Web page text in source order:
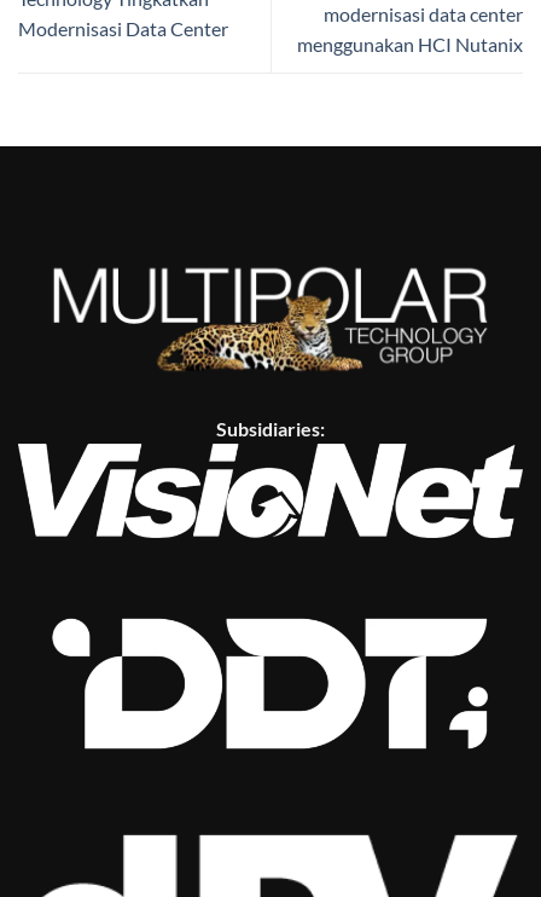
Modernisasi Data Center
modernisasi data center
menggunakan HCI Nutanix
Subsidiaries: